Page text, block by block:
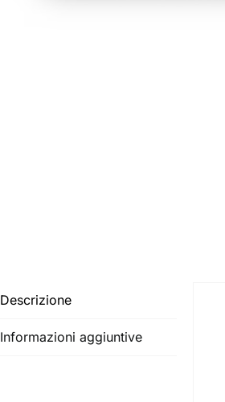
Descrizione
Informazioni aggiuntive